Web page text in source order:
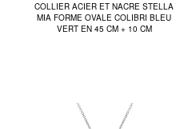
COLLIER ACIER ET NACRE STELLA
MIA FORME OVALE COLIBRI BLEU
VERT EN 45 CM + 10 CM